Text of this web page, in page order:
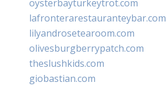
oysterbayturkeytrot.com
lafronterarestauranteybar.com
lilyandrosetearoom.com
olivesburgberrypatch.com
theslushkids.com
giobastian.com